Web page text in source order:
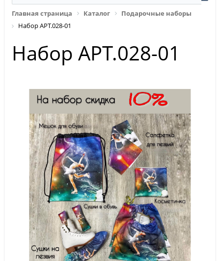
Главная страница Каталог
Подарочные наборы
Набор АРТ.028-01
Набор АРТ.028-01